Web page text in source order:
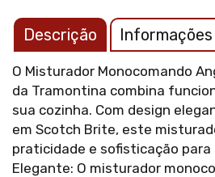
Descrição
O Misturador Monocomando
da Tramontina combina
sua cozinha. Com design
em Scotch Brite, este
praticidade e sofisticação para
Elegante: O misturador